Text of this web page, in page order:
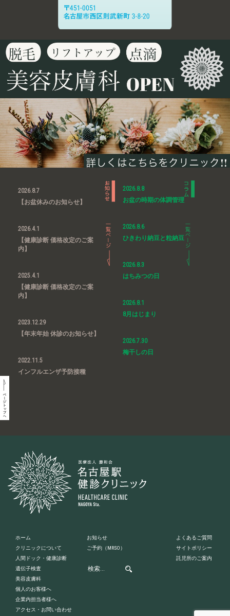
2026.8.7
【お盆休みのお知らせ】
2026.4.1
【健康診断 価格改定のご案
内】
2025.4.1
【健康診断 価格改定のご案
内】
2023.12.29
【年末年始 休診のお知らせ】
2022.11.5
インフルエンザ予防接種
2026.8.8
お盆の時期の体調管理
2026.8.6
ひきわり納豆と粒納豆
2026.8.3
はちみつの日
2026.8.1
8月はじまり
2026.7.30
梅干しの日
ホーム
クリニックについて
人間ドック・健康診断
遺伝子検査
美容皮膚科
個人のお客様へ
企業内担当者様へ
アクセス・お問い合わせ
お知らせ
ご予約 （MRSO）
よくあるご質問
サイトポリシー
託児所のご案内